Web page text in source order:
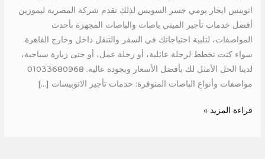
اتوببس ايجار يومي جسر السويس لذلك تقدم شركة المصرية ليموزين
أفضل خدمات تأجير الميني باصات والباصات المجهزة بأحدث
المواصفات، لتلبية احتياجاتك في السفر والتنقل داخل وخارج القاهرة.
سواء كنت تخطط لرحلة عائلية، أو رحلة عمل، أو حتى زيارة سياحية،
لدينا الحل الأمثل لك بأفضل الأسعار وبجودة عالية. 01033680968
مواصفات وأنواع الباصات المتوفرة: خدمات تأجير الاتوبيسات […]
قراءة المزيد »